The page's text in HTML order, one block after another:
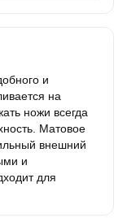
и
на
ножи всегда
Матовое
внешний
и
для